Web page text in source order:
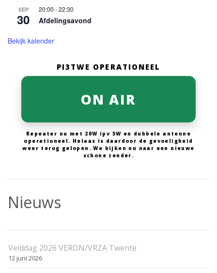
SEP
30
20:00 -22:30
Afdelingsavond
Bekijk kalender
PI3TWE OPERATIONEEL
ON AIR
Repeater nu met 20W ipv 5W en dubbele antenne
operationeel. Helaas is daardoor de gevoeligheid
weer terug gelopen. We kijken nu naar een nieuwe
schone zender.
Nieuws
Velddag 2026 VERON/VRZA Twente
12 juni 2026